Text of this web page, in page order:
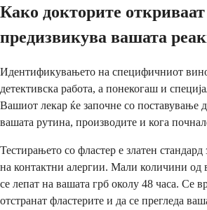
Како докторите
предизвикува вашата
Идентификувањето на специфичниот
детективска работа, а понекогаш и
Вашиот лекар ќе започне со поставување
вашата рутина, производите и кога
Тестирањето со фластер е златен
на контактни алергии. Мали количини од
се лепат на вашата грб околу 48 часа. Се
отстранат фластерите и да се прегледа